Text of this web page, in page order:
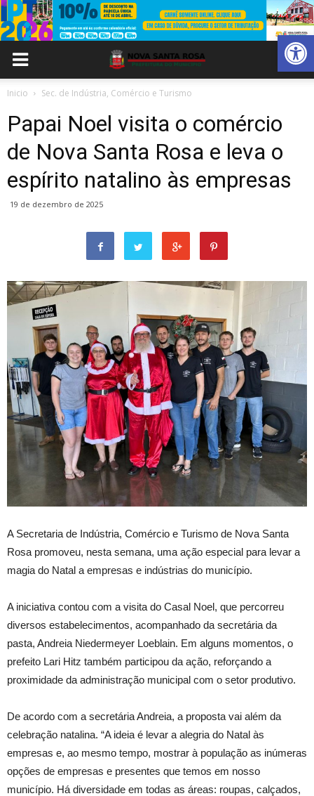
Abrir
Inicio Sec. de Indústria, Comércio e Turismo
Papai Noel visita o comércio
de Nova Santa Rosa e leva o
espírito natalino às empresas
19 de dezembro de 2025
A Secretaria de Indústria, Comércio e Turismo de Nova Santa
Rosa promoveu, nesta semana, uma ação especial para levar a
magia do Natal a empresas e indústrias do município.
A iniciativa contou com a visita do Casal Noel, que percorreu
diversos estabelecimentos, acompanhado da secretária da
pasta, Andreia Niedermeyer Loeblain. Em alguns momentos, o
prefeito Lari Hitz também participou da ação, reforçando a
proximidade da administração municipal com o setor produtivo.
De acordo com a secretária Andreia, a proposta vai além da
celebração natalina. “A ideia é levar a alegria do Natal às
empresas e, ao mesmo tempo, mostrar à população as inúmeras
opções de empresas e presentes que temos em nosso
município. Há diversidade em todas as áreas: roupas, calçados,